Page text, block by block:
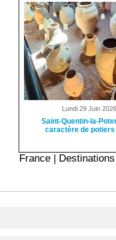
Lundi 29 Juin
Saint-Quentin-la-
caractère de
France | Destinations